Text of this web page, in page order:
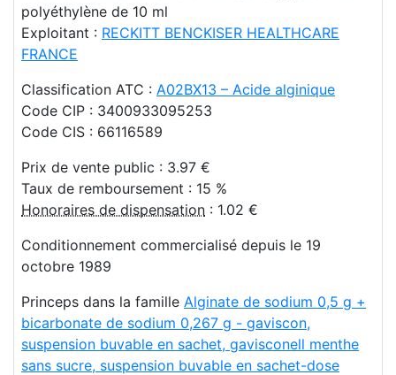
polyéthylène de 10 ml
Exploitant : RECKITT BENCKISER HEALTHCARE
FRANCE
Classification ATC : A02BX13 – Acide alginique
Code CIP : 3400933095253
Code CIS : 66116589
Prix de vente public : 3.97 €
Taux de remboursement : 15 %
Honoraires de dispensation : 1.02 €
Conditionnement commercialisé depuis le 19
octobre 1989
Princeps dans la famille Alginate de sodium 0,5 g +
bicarbonate de sodium 0,267 g - gaviscon,
suspension buvable en sachet, gavisconell menthe
sans sucre, suspension buvable en sachet-dose